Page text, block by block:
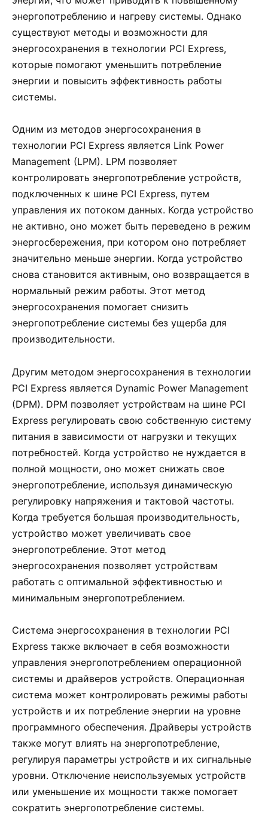
энергопотреблению и нагреву системы. Однако
существуют методы и возможности для
энергосохранения в технологии PCI Express,
которые помогают уменьшить потребление
энергии и повысить эффективность работы
системы.
Одним из методов энергосохранения в
технологии PCI Express является Link Power
Management (LPM). LPM позволяет
контролировать энергопотребление устройств,
подключенных к шине PCI Express, путем
управления их потоком данных. Когда устройство
не активно, оно может быть переведено в режим
энергосбережения, при котором оно потребляет
значительно меньше энергии. Когда устройство
снова становится активным, оно возвращается в
нормальный режим работы. Этот метод
энергосохранения помогает снизить
энергопотребление системы без ущерба для
производительности.
Другим методом энергосохранения в технологии
PCI Express является Dynamic Power Management
(DPM). DPM позволяет устройствам на шине PCI
Express регулировать свою собственную систему
питания в зависимости от нагрузки и текущих
потребностей. Когда устройство не нуждается в
полной мощности, оно может снижать свое
энергопотребление, используя динамическую
регулировку напряжения и тактовой частоты.
Когда требуется большая производительность,
устройство может увеличивать свое
энергопотребление. Этот метод
энергосохранения позволяет устройствам
работать с оптимальной эффективностью и
минимальным энергопотреблением.
Система энергосохранения в технологии PCI
Express также включает в себя возможности
управления энергопотреблением операционной
системы и драйверов устройств. Операционная
система может контролировать режимы работы
устройств и их потребление энергии на уровне
программного обеспечения. Драйверы устройств
также могут влиять на энергопотребление,
регулируя параметры устройств и их сигнальные
уровни. Отключение неиспользуемых устройств
или уменьшение их мощности также помогает
сократить энергопотребление системы.